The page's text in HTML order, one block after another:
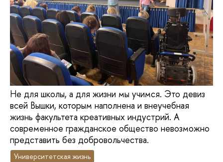
Не для школы, а для жизни мы учимся. Это девиз
всей Вышки, которым наполнена и внеучебная
жизнь факультета креативных индустрий. А
современное гражданское общество невозможно
представить без добровольчества.
Университетская жизнь